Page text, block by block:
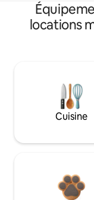
locations
Cuisine